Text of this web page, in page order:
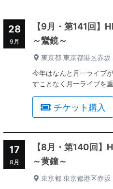
28
9月
【9月・第141回】
～鸞鏡～
東京都 東京都港区赤坂
今年はなんと月一ライブ
すことなく月一ライブを
チケット購入
17
8月
【8月・第140回】
～黄鐘～
東京都 東京都港区赤坂